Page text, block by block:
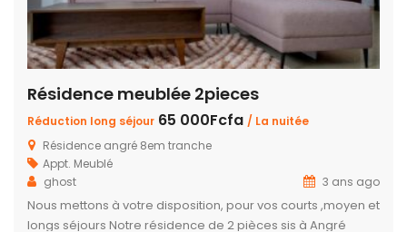
Résidence meublée 2pieces
Réduction long séjour 65 000Fcfa / La nuitée
Résidence angré 8em tranche
Appt. Meublé
ghost
3 ans ago
Nous mettons à votre disposition, pour vos courts ,moyen et
longs séjours Notre résidence de 2 pièces sis à Angré